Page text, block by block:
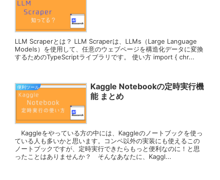
LLM Scraperとは？ LLM Scraperは、LLMs（Large Language
Models）を使用して、任意のウェブページを構造化データに変換
するためのTypeScriptライブラリです。 使い方 import { chr...
便利ツール
Kaggle Notebookの定時実行機
能 まとめ
Kaggleをやっている方の中には、Kaggleのノートブックを使っ
ている人も多いかと思います。コンペ以外の実装にも使えるこの
ノートブックですが、定時実行できたらもっと便利なのに！と思
ったことはありませんか？ そんなあなたに、Kaggl...